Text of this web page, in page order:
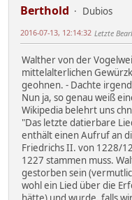
Berthold
Dubios
2016-07-13, 12:14:32 Letzte
Walther von der
mittelalterlichen
geohnen. - Dachte
Nun ja, so genau weiß
Wikipedia belehrt uns
"Das letzte datierbare
enthält einen Aufruf an
Friedrichs II. von 1228/
1227 stammen muss.
gestorben sein
wohl ein Lied über die